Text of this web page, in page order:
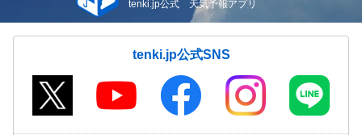
tenki.jp公式 天気予報アプリ
tenki.jp公式SNS